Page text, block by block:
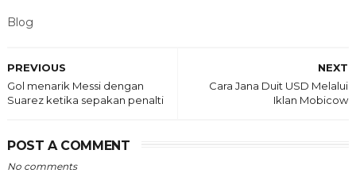
Blog
NEXT
Cara Jana Duit USD Melalui
Iklan Mobicow
PREVIOUS
Gol menarik Messi dengan
Suarez ketika sepakan penalti
POST A COMMENT
No comments